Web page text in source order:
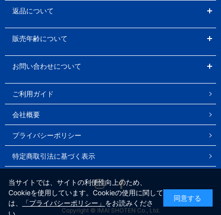
返品について
販売年齢について
お問い合わせについて
ご利用ガイド
会社概要
プライバシーポリシー
特定商取引法に基づく表示
Instagram
Copyright © IMAI SHOTEN Co., Ltd.
当サイトでは、サイトの利便性向上のため、
Cookieを使用しています。Cookieの使用に関して
は、
「プライバシーポリシー」 をお読みくださ
同意する